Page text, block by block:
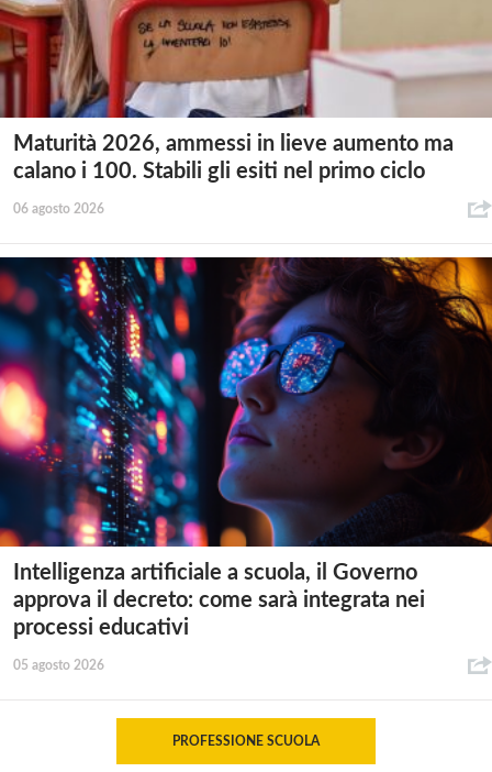
Maturità 2026, ammessi in lieve aumento ma
calano i 100. Stabili gli esiti nel primo ciclo
06 agosto 2026
Intelligenza artificiale a scuola, il Governo
approva il decreto: come sarà integrata nei
processi educativi
05 agosto 2026
PROFESSIONE SCUOLA